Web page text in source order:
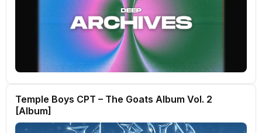
Temple Boys CPT – The Goats Album Vol. 2
[Album]